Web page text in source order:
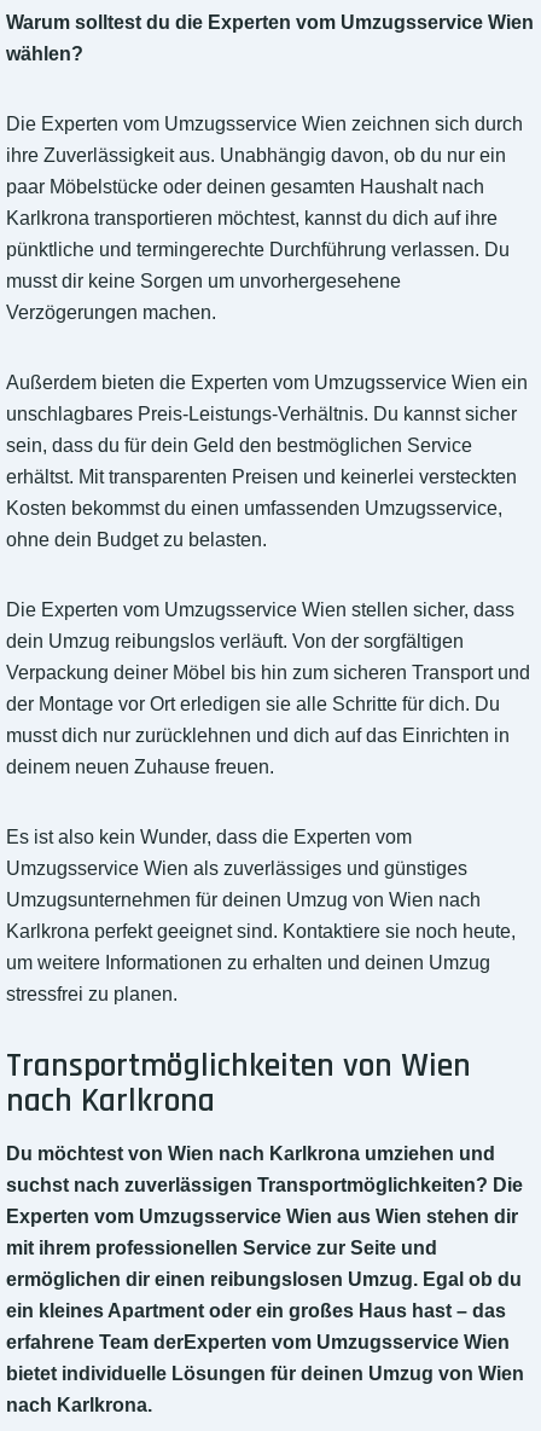
Warum solltest du die Experten vom Umzugsservice Wien
wählen?
Die Experten vom Umzugsservice Wien zeichnen sich durch
ihre Zuverlässigkeit aus. Unabhängig davon, ob du nur ein
paar Möbelstücke oder deinen gesamten Haushalt nach
Karlkrona transportieren möchtest, kannst du dich auf ihre
pünktliche und termingerechte Durchführung verlassen. Du
musst dir keine Sorgen um unvorhergesehene
Verzögerungen machen.
Außerdem bieten die Experten vom Umzugsservice Wien ein
unschlagbares Preis-Leistungs-Verhältnis. Du kannst sicher
sein, dass du für dein Geld den bestmöglichen Service
erhältst. Mit transparenten Preisen und keinerlei versteckten
Kosten bekommst du einen umfassenden Umzugsservice,
ohne dein Budget zu belasten.
Die Experten vom Umzugsservice Wien stellen sicher, dass
dein Umzug reibungslos verläuft. Von der sorgfältigen
Verpackung deiner Möbel bis hin zum sicheren Transport und
der Montage vor Ort erledigen sie alle Schritte für dich. Du
musst dich nur zurücklehnen und dich auf das Einrichten in
deinem neuen Zuhause freuen.
Es ist also kein Wunder, dass die Experten vom
Umzugsservice Wien als zuverlässiges und günstiges
Umzugsunternehmen für deinen Umzug von Wien nach
Karlkrona perfekt geeignet sind. Kontaktiere sie noch heute,
um weitere Informationen zu erhalten und deinen Umzug
stressfrei zu planen.
Transportmöglichkeiten von Wien
nach Karlkrona
Du möchtest von Wien nach Karlkrona umziehen und
suchst nach zuverlässigen Transportmöglichkeiten? Die
Experten vom Umzugsservice Wien aus Wien stehen dir
mit ihrem professionellen Service zur Seite und
ermöglichen dir einen reibungslosen Umzug. Egal ob du
ein kleines Apartment oder ein großes Haus hast – das
erfahrene Team derExperten vom Umzugsservice Wien
bietet individuelle Lösungen für deinen Umzug von Wien
nach Karlkrona.